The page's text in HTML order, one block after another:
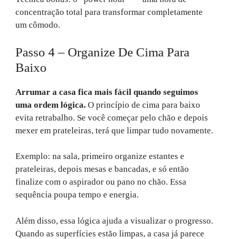
concentração total para transformar completamente
um cômodo.
Passo 4 – Organize De Cima Para
Baixo
Arrumar a casa fica mais fácil quando seguimos
uma ordem lógica. O princípio de cima para baixo
evita retrabalho. Se você começar pelo chão e depois
mexer em prateleiras, terá que limpar tudo novamente.
Exemplo: na sala, primeiro organize estantes e
prateleiras, depois mesas e bancadas, e só então
finalize com o aspirador ou pano no chão. Essa
sequência poupa tempo e energia.
Além disso, essa lógica ajuda a visualizar o progresso.
Quando as superfícies estão limpas, a casa já parece